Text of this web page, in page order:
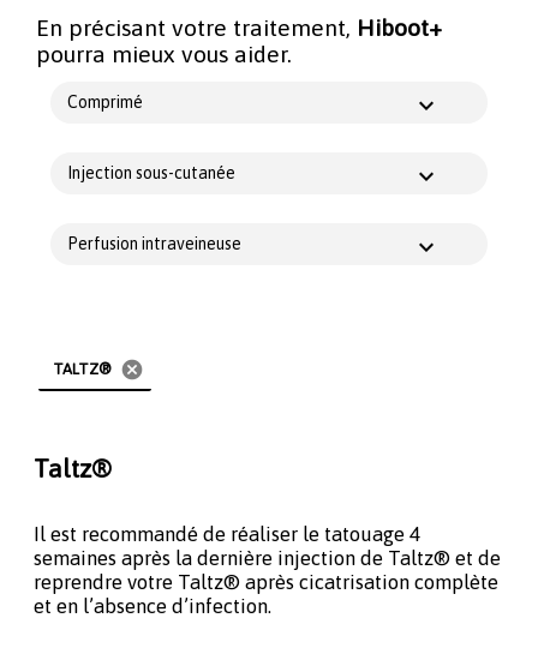
En précisant votre traitement, Hiboot+
pourra mieux vous aider.
Comprimé
Injection sous-cutanée
Perfusion intraveineuse
TALTZ® cancel
Taltz®
Il est recommandé de réaliser le tatouage 4
semaines après la dernière injection de Taltz® et de
reprendre votre Taltz® après cicatrisation complète
et en l’absence d’infection.